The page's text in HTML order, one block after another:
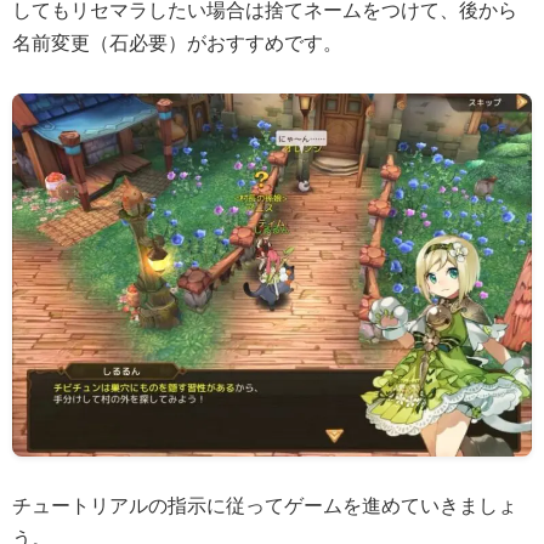
してもリセマラしたい場合は捨てネームをつけて、後から
名前変更（石必要）がおすすめです。
チュートリアルの指示に従ってゲームを進めていきましょ
う。